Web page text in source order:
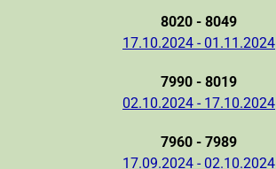
8020 - 8049
17.10.2024 - 01.11.2024
7990 - 8019
02.10.2024 - 17.10.2024
7960 - 7989
17.09.2024 - 02.10.2024